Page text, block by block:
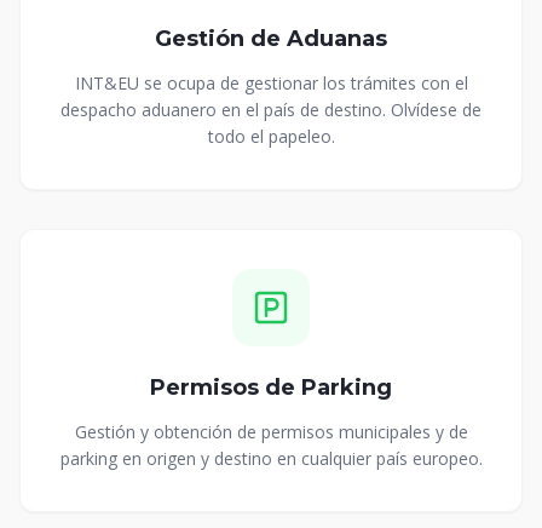
Gestión de Aduanas
INT&EU se ocupa de gestionar los trámites con el
despacho aduanero en el país de destino. Olvídese de
todo el papeleo.
Permisos de Parking
Gestión y obtención de permisos municipales y de
parking en origen y destino en cualquier país europeo.